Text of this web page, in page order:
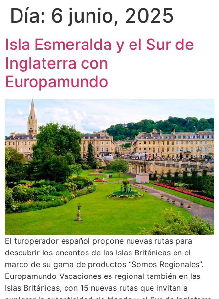
Día: 6 junio, 2025
Isla Esmeralda y el Sur de
Inglaterra con
Europamundo
El turoperador español propone nuevas rutas para
descubrir los encantos de las Islas Británicas en el
marco de su gama de productos “Somos Regionales”.
Europamundo Vacaciones es regional también en las
Islas Británicas, con 15 nuevas rutas que invitan a